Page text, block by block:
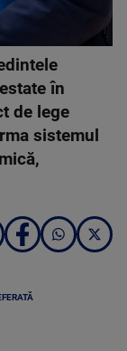
în
de lege
sistemul